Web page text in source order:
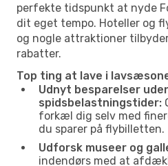
perfekte tidspunkt at nyde
dit eget tempo. Hoteller og
og nogle attraktioner
rabatter.
Top ting at lave i
Udnyt besparelser
spidsbelastningstider:
forkæl dig selv med
du sparer på flybilletten.
Udforsk museer og
indendørs med at